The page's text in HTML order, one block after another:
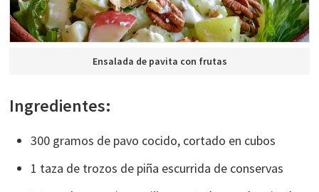
Ensalada de pavita con frutas
Ingredientes:
300 gramos de pavo cocido, cortado en cubos
1 taza de trozos de piña escurrida de conservas